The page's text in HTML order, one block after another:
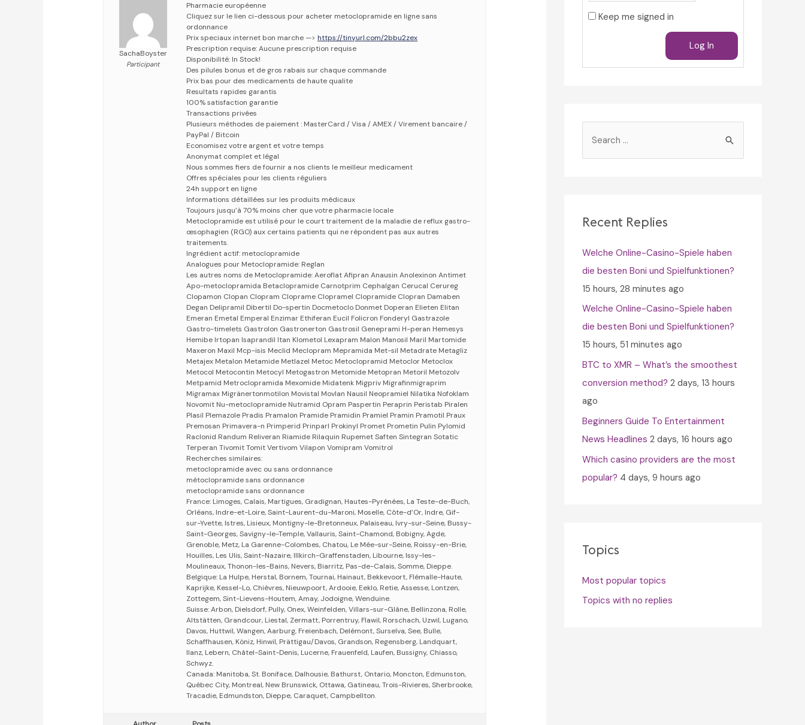
SachaBoyster
Participant
Pharmacie européenne
Cliquez sur le lien ci-dessous pour acheter metoclopramide en ligne sans
ordonnance
Prix speciaux internet bon marche —>https://tinyurl.com/2bbu2zex
Prescription requise: Aucune prescription requise
Disponibilité: In Stock!
Des pilules bonus et de gros rabais sur chaque commande
Prix bas pour des medicaments de haute qualite
Resultats rapides garantis
100% satisfaction garantie
Transactions privées
Plusieurs méthodes de paiement : MasterCard / Visa / AMEX / Virement bancaire /
PayPal / Bitcoin
Economisez votre argent et votre temps
Anonymat complet et légal
Nous sommes fiers de fournir a nos clients le meilleur medicament
Offres spéciales pour les clients réguliers
24h support en ligne
Informations détaillées sur les produits médicaux
Toujours jusqu’à 70% moins cher que votre pharmacie locale
Metoclopramide est utilisé pour le court traitement de la maladie de reflux gastro-
œsophagien (RGO) aux certains patients qui ne répondent pas aux autres
traitements.
Ingrédient actif: metoclopramide
Analogues pour Metoclopramide: Reglan
Les autres noms de Metoclopramide: Aeroflat Afipran Anausin Anolexinon Antimet
Apo-metoclopramida Betaclopramide Carnotprim Cephalgan Cerucal Cerureg
Clopamon Clopan Clopram Cloprame Clopramel Clopramide Clopran Damaben
Degan Delipramil Dibertil Do-spertin Docmetoclo Donmet Doperan Elieten Elitan
Emeran Emetal Emperal Enzimar Ethiferan Eucil Folicron Fonderyl Gastrazole
Gastro-timelets Gastrolon Gastronerton Gastrosil Geneprami H-peran Hemesys
Hemibe Irtopan Isaprandil Itan Klometol Lexapram Malon Manosil Maril Martomide
Maxeron Maxil Mcp-isis Meclid Meclopram Mepramida Met-sil Metadrate Metagliz
Metajex Metalon Metamide Metlazel Metoc Metoclopramid Metoclor Metoclox
Metocol Metocontin Metocyl Metogastron Metomide Metopran Metoril Metozolv
Metpamid Metroclopramida Mexomide Midatenk Migpriv Migrafinmigraprim
Migramax Migränertonmotilon Movistal Movlan Nausil Neopramiel Nilatika Nofoklam
Novomit Nu-metoclopramide Nutramid Opram Paspertin Peraprin Peristab Piralen
Plasil Plemazole Pradis Pramalon Pramide Pramidin Pramiel Pramin Pramotil Praux
Premosan Primavera-n Primperid Prinparl Prokinyl Promet Prometin Pulin Pylomid
Raclonid Randum Reliveran Riamide Rilaquin Rupemet Saften Sintegran Sotatic
Terperan Tivomit Tomit Vertivom Vilapon Vomipram Vomitrol
Recherches similaires:
metoclopramide avec ou sans ordonnance
métoclopramide sans ordonnance
metoclopramide sans ordonnance
France: Limoges, Calais, Martigues, Gradignan, Hautes-Pyrénées, La Teste-de-Buch,
Orléans, Indre-et-Loire, Saint-Laurent-du-Maroni, Moselle, Côte-d’Or, Indre, Gif-
sur-Yvette, Istres, Lisieux, Montigny-le-Bretonneux, Palaiseau, Ivry-sur-Seine, Bussy-
Saint-Georges, Savigny-le-Temple, Vallauris, Saint-Chamond, Bobigny, Agde,
Grenoble, Metz, La Garenne-Colombes, Chatou, Le Mée-sur-Seine, Roissy-en-Brie,
Houilles, Les Ulis, Saint-Nazaire, Illkirch-Graffenstaden, Libourne, Issy-les-
Moulineaux, Thonon-les-Bains, Nevers, Biarritz, Pas-de-Calais, Somme, Dieppe.
Belgique: La Hulpe, Herstal, Bornem, Tournai, Hainaut, Bekkevoort, Flémalle-Haute,
Kaprijke, Kessel-Lo, Chièvres, Nieuwpoort, Ardooie, Eeklo, Retie, Assesse, Lontzen,
Zottegem, Sint-Lievens-Houtem, Amay, Jodoigne, Wenduine.
Suisse: Arbon, Dielsdorf, Pully, Onex, Weinfelden, Villars-sur-Glâne, Bellinzona, Rolle,
Altstätten, Grandcour, Liestal, Zermatt, Porrentruy, Flawil, Rorschach, Uzwil, Lugano,
Davos, Huttwil, Wangen, Aarburg, Freienbach, Delémont, Surselva, See, Bulle,
Schaffhausen, Köniz, Hinwil, Prättigau/Davos, Grandson, Regensberg, Landquart,
Ilanz, Lebern, Châtel-Saint-Denis, Lucerne, Frauenfeld, Laufen, Bussigny, Chiasso,
Schwyz.
Canada: Manitoba, St. Boniface, Dalhousie, Bathurst, Ontario, Moncton, Edmunston,
Québec City, Montreal, New Brunswick, Ottawa, Gatineau, Trois-Rivieres, Sherbrooke,
Tracadie, Edmundston, Dieppe, Caraquet, Campbellton.
Keep me signed in
Log In
h
o
r
Recent Replies
Welche Online-Casino-Spiele haben
die besten Boni und Spielfunktionen?
15 hours, 28 minutes ago
Welche Online-Casino-Spiele haben
die besten Boni und Spielfunktionen?
15 hours, 51 minutes ago
BTC to XMR – What’s the smoothest
conversion method? 2 days, 13 hours
ago
Beginners Guide To Entertainment
News Headlines 2 days, 16 hours ago
Which casino providers are the most
popular? 4 days, 9 hours ago
Topics
Most popular topics
Topics with no replies